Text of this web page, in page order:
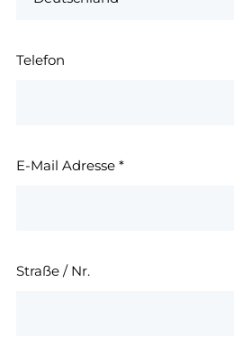
Telefon
E-Mail Adresse *
Straße / Nr.